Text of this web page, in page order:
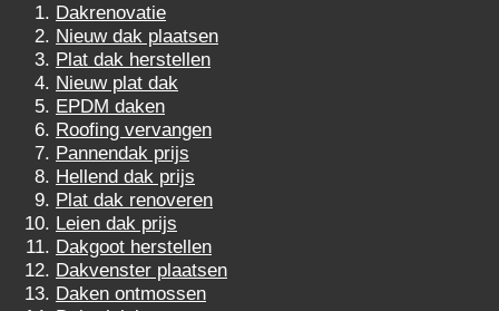
Dakrenovatie
Nieuw dak plaatsen
Plat dak herstellen
Nieuw plat dak
EPDM daken
Roofing vervangen
Pannendak prijs
Hellend dak prijs
Plat dak renoveren
Leien dak prijs
Dakgoot herstellen
Dakvenster plaatsen
Daken ontmossen